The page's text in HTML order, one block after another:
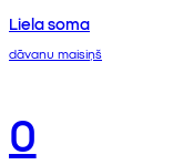
Liela soma
dāvanu maisiņš
0